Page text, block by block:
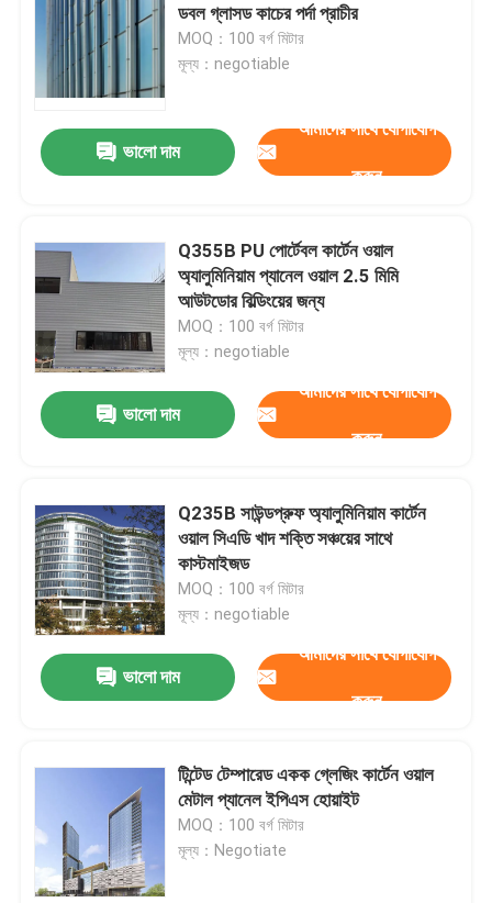
ডবল গ্লাসড কাচের পর্দা প্রাচীর
MOQ：100 বর্গ মিটার
মূল্য：negotiable
ভালো দাম
আমাদের সাথে যোগাযোগ
করুন
Q355B PU পোর্টেবল কার্টেন ওয়াল
অ্যালুমিনিয়াম প্যানেল ওয়াল 2.5 মিমি
আউটডোর বিল্ডিংয়ের জন্য
MOQ：100 বর্গ মিটার
মূল্য：negotiable
ভালো দাম
আমাদের সাথে যোগাযোগ
করুন
Q235B সাউন্ডপ্রুফ অ্যালুমিনিয়াম কার্টেন
ওয়াল সিএডি খাদ শক্তি সঞ্চয়ের সাথে
কাস্টমাইজড
MOQ：100 বর্গ মিটার
মূল্য：negotiable
ভালো দাম
আমাদের সাথে যোগাযোগ
করুন
টিন্টেড টেম্পারেড একক গ্লেজিং কার্টেন ওয়াল
মেটাল প্যানেল ইপিএস হোয়াইট
MOQ：100 বর্গ মিটার
মূল্য：Negotiate